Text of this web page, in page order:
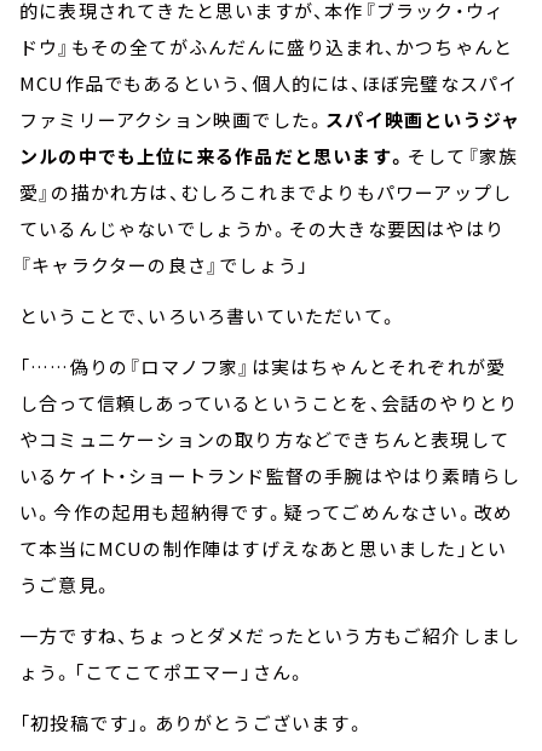
的に表現されてきたと思いますが、本作『ブラック・ウィ
ドウ』もその全てがふんだんに盛り込まれ、かつちゃんと
MCU作品でもあるという、個人的には、ほぼ完璧なスパイ
ファミリーアクション映画でした。 スパイ映画というジャ
ンルの中でも上位に来る作品だと思います。 そして『家族
愛』の描かれ方は、むしろこれまでよりもパワーアップし
ているんじゃないでしょうか。その大きな要因はやはり
『キャラクターの良さ』でしょう」
ということで、いろいろ書いていただいて。
「……偽りの『ロマノフ家』は実はちゃんとそれぞれが愛
し合って信頼しあっているということを、会話のやりとり
やコミュニケーションの取り方などできちんと表現して
いるケイト・ショートランド監督の手腕はやはり素晴らし
い。今作の起用も超納得です。疑ってごめんなさい。改め
て本当にMCUの制作陣はすげえなあと思いました」とい
うご意見。
一方ですね、ちょっとダメだったという方もご紹介しまし
ょう。「こてこてポエマー」さん。
「初投稿です」。ありがとうございます。